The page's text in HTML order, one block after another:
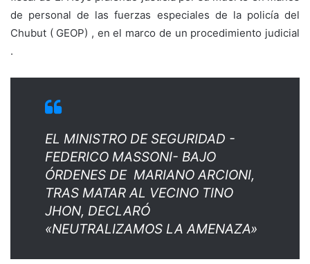
de personal de las fuerzas especiales de la policía del
Chubut ( GEOP) , en el marco de un procedimiento judicial
.
EL MINISTRO DE SEGURIDAD -
FEDERICO MASSONI- BAJO
ÓRDENES DE MARIANO ARCIONI,
TRAS MATAR AL VECINO TINO
JHON, DECLARÓ
«NEUTRALIZAMOS LA AMENAZA»